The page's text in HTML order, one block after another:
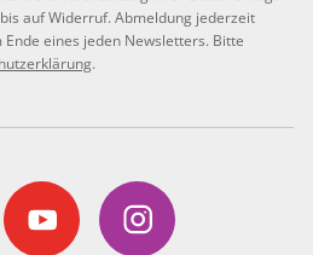
auf Widerruf. Abmeldung jederzeit
Ende eines jeden Newsletters. Bitte
.